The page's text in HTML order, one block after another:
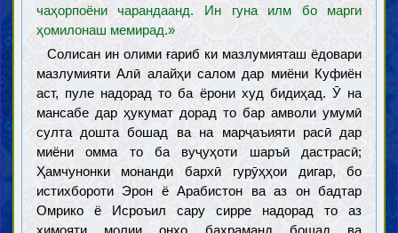
чаҳорпоёни чарандаанд. Ин гуна илм бо марги
ҳомилонаш мемирад.»
Солисан ин олими ғариб ки мазлумияташ ёдовари
мазлумияти Алӣ алайҳи салом дар миёни Куфиён
аст, пуле надорад то ба ёрони худ бидиҳад. Ӯ на
мансабе дар ҳукумат дорад то бар амволи умумӣ
султа дошта бошад ва на марҷаъияти расӣ дар
миёни омма то ба вуҷуҳоти шаръӣ дастрасӣ;
Ҳамчунонки монанди бархӣ гурӯҳҳои дигар, бо
истихбороти Эрон ё Арабистон ва аз он бадтар
Омрико ё Исроъил сару сирре надорад то аз